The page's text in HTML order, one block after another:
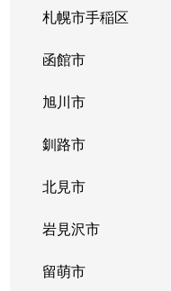
北３５条東
北３５条東
北３５条東
北３６条東
北３７条東
北３７条東
北３９条東
札幌市手稲区
函館市
旭川市
釧路市
北見市
岩見沢市
留萌市